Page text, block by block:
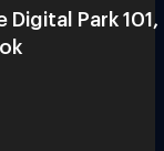
Park 101,